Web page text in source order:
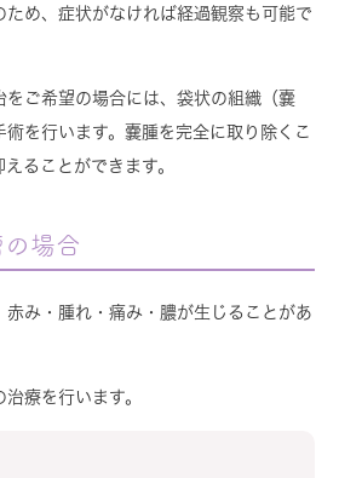
め、症状がなければ経過観察も可能で
をご希望の場合には、袋状の組織（嚢
を行います。嚢腫を完全に取り除くこ
ることができます。
場合
赤み・腫れ・痛み・膿が生じることがあ
療を行います。